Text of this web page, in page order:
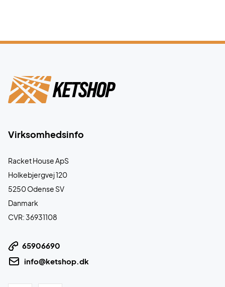
Virksomhedsinfo
Racket House ApS
Holkebjergvej 120
5250 Odense SV
Danmark
CVR: 36931108
65906690
info@ketshop.dk